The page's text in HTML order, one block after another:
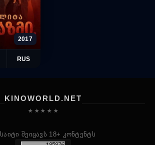
2017
RUS
KINOWORLD.NET
★ ★ ★ ★ ★
საიტი შეიცავს 18+ კონტენტს